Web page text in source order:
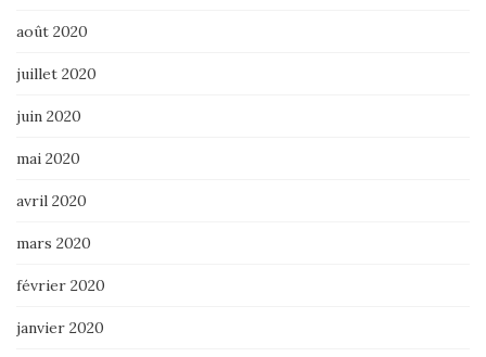
août 2020
juillet 2020
juin 2020
mai 2020
avril 2020
mars 2020
février 2020
janvier 2020